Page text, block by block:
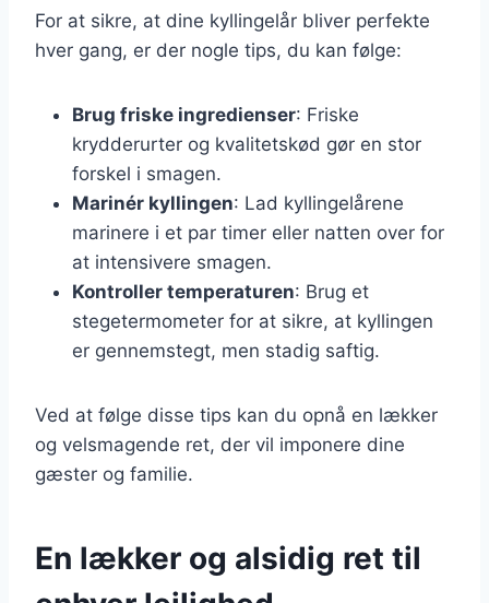
For at sikre, at dine kyllingelår bliver perfekte
hver gang, er der nogle tips, du kan følge:
Brug friske ingredienser: Friske
krydderurter og kvalitetskød gør en stor
forskel i smagen.
Marinér kyllingen: Lad kyllingelårene
marinere i et par timer eller natten over for
at intensivere smagen.
Kontroller temperaturen: Brug et
stegetermometer for at sikre, at kyllingen
er gennemstegt, men stadig saftig.
Ved at følge disse tips kan du opnå en lækker
og velsmagende ret, der vil imponere dine
gæster og familie.
En lækker og alsidig ret til